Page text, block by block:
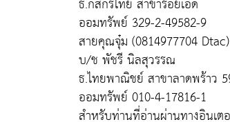
ออมทรัพย์ 329-2-49582-9
สายคุณจุ๋ม (0814977704
บ/ช พัชรี นิลสุวรรณ
ธ.ไทยพาณิชย์ สาขาลาดพร้าว
ออมทรัพย์ 010-4-17816-1
สำหรับท่านที่อ่านผ่านทางอินเ